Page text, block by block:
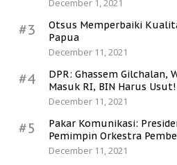
December 1, 2021
#3
Otsus Memperbaiki
Papua
December 11, 2021
#4
DPR: Ghassem Gilchalan,
Masuk RI, BIN Harus Usut!
December 11, 2021
#5
Pakar Komunikasi:
Pemimpin Orkestra
December 11, 2021